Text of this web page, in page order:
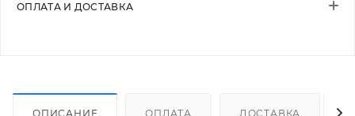
ОПЛАТА И ДОСТАВКА
ОПИСАНИЕ ОПЛАТА ДОСТАВКА